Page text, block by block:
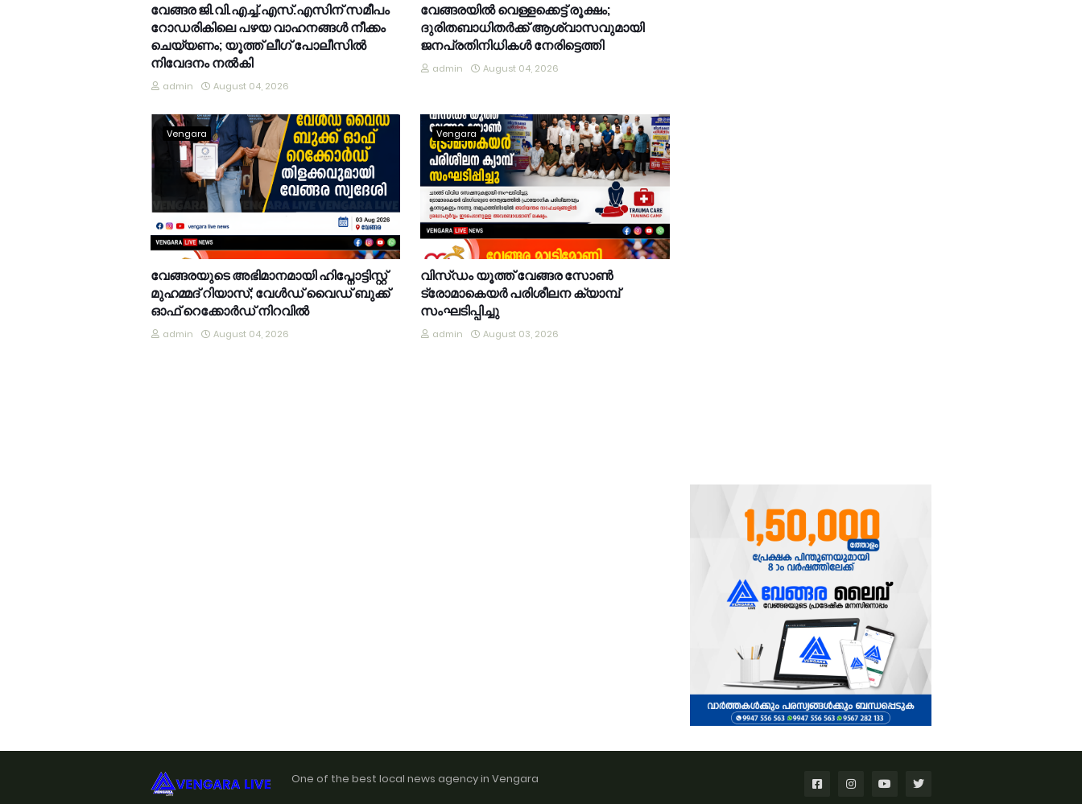
വേങ്ങര ജി.വി.എച്ച്.എസ്.എസിന് സമീപം
റോഡരികിലെ പഴയ വാഹനങ്ങൾ നീക്കം
ചെയ്യണം; യൂത്ത് ലീഗ് പോലീസിൽ
നിവേദനം നൽകി
admin August 04, 2026
വേങ്ങരയിൽ വെള്ളക്കെട്ട് രൂക്ഷം;
ദുരിതബാധിതർക്ക് ആശ്വാസവുമായി
ജനപ്രതിനിധികൾ നേരിട്ടെത്തി
admin August 04, 2026
Vengara
വേങ്ങരയുടെ അഭിമാനമായി ഹിപ്നോട്ടിസ്റ്റ്
മുഹമ്മദ് റിയാസ്; വേൾഡ് വൈഡ് ബുക്ക്
ഓഫ് റെക്കോർഡ് നിറവിൽ
admin August 04, 2026
Vengara
വിസ്ഡം യൂത്ത് വേങ്ങര സോൺ
ട്രോമാകെയർ പരിശീലന ക്യാമ്പ്
സംഘടിപ്പിച്ചു
admin August 03, 2026
One of the best local news agency in Vengara